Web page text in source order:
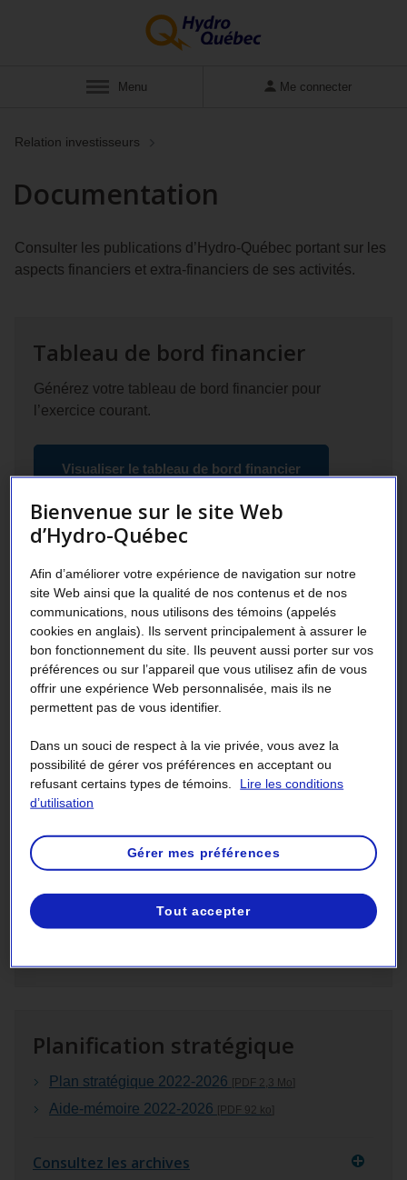
Menu Me connecter
Relation investisseurs
Documentation
Consulter les publications d’Hydro‑Québec portant sur les
aspects financiers et extra‑financiers de ses activités.
Tableau de bord financier
Générez votre tableau de bord financier pour
l’exercice courant.
Visualiser le tableau de bord financier
Résultats annuels
Rapport annuel 2025[PDF 4,6 Mo]
Consultez les archives
Plan d’action
Aide‑mémoire du Plan d’action 2035
renforcement des relations avec les Premières
Nations et les Inuit
ko
Planification stratégique
Plan stratégique 2022‑2026 [PDF 2,3 Mo
Aide‑mémoire 2022‑2026 [PDF 92 ko
Consultez les archives
Bienvenue sur le site Web
d’Hydro-Québec
Afin d’améliorer votre expérience de navigation sur notre
site Web ainsi que la qualité de nos contenus et de nos
communications, nous utilisons des témoins (appelés
cookies en anglais). Ils servent principalement à assurer le
bon fonctionnement du site. Ils peuvent aussi porter sur vos
préférences ou sur l’appareil que vous utilisez afin de vous
offrir une expérience Web personnalisée, mais ils ne
permettent pas de vous identifier.
Dans un souci de respect à la vie privée, vous avez la
possibilité de gérer vos préférences en acceptant ou
refusant certains types de témoins.
Lire les conditions
d’utilisation
Gérer mes préférences
Tout accepter